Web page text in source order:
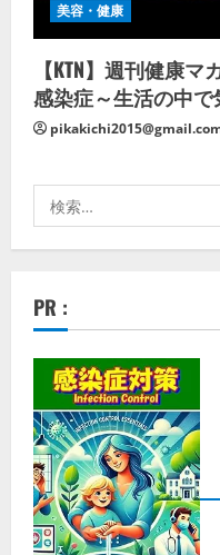
美容・健康
【KTN】週刊健康
感染症～生活の中
索:
PR :